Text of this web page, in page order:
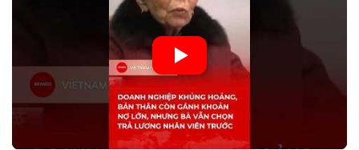
crypto và các doanh nghiệp liên quan trong tương lai.
🎥 Xem video trực tiếp tại:
Nguồn: KIEN THUC KINH TE